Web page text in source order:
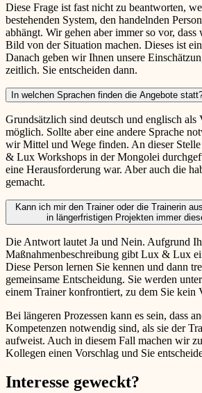
Diese Frage ist fast nicht zu beantworten,
bestehenden System, den handelnden
abhängt. Wir gehen aber immer so vor, dass
Bild von der Situation machen. Dieses ist
Danach geben wir Ihnen unsere
zeitlich. Sie entscheiden dann.
In welchen Sprachen finden die Angebote
Grundsätzlich sind deutsch und englisch als
möglich. Sollte aber eine andere Sprache
wir Mittel und Wege finden. An dieser
& Lux Workshops in der Mongolei
eine Herausforderung war. Aber auch die
gemacht.
Kann ich mir den Trainer oder die Trainerin
in längerfristigen Projekten immer
Die Antwort lautet Ja und Nein. Aufgrund
Maßnahmenbeschreibung gibt Lux & Lux
Diese Person lernen Sie kennen und dann
gemeinsame Entscheidung. Sie werden
einem Trainer konfrontiert, zu dem Sie kein
Bei längeren Prozessen kann es sein, dass
Kompetenzen notwendig sind, als sie der
aufweist. Auch in diesem Fall machen wir
Kollegen einen Vorschlag und Sie
Interesse geweckt?